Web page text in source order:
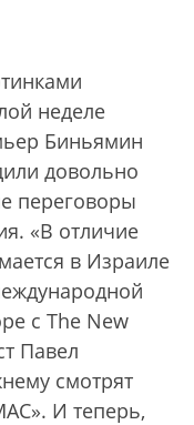
неделе
Биньямин
довольно
переговоры
«В отличие
в Израиле
с The New
Павел
смотрят
И теперь,